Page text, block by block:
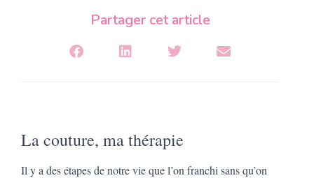
Partager cet article
La couture, ma thérapie
Il y a des étapes de notre vie que l’on franchi sans qu’on